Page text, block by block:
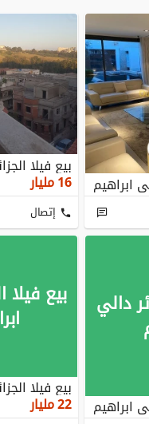
ابراهيم
بيع فيلا
16مليار
إتصال
دالي
ابراهيم
بيع فيلا
بيع فيلا
22مليار